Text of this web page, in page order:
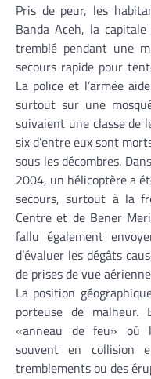
Pris de peur, les
Banda Aceh, la
tremblé pendant une
secours rapide pour
La police et l’armée
surtout sur une
suivaient une classe de
six d’entre eux sont
sous les décombres.
2004, un hélicoptère a
secours, surtout à la
Centre et de Bener
fallu également
d’évaluer les dégâts
de prises de vue
La position
porteuse de
«anneau de feu» où
souvent en collision
tremblements ou des